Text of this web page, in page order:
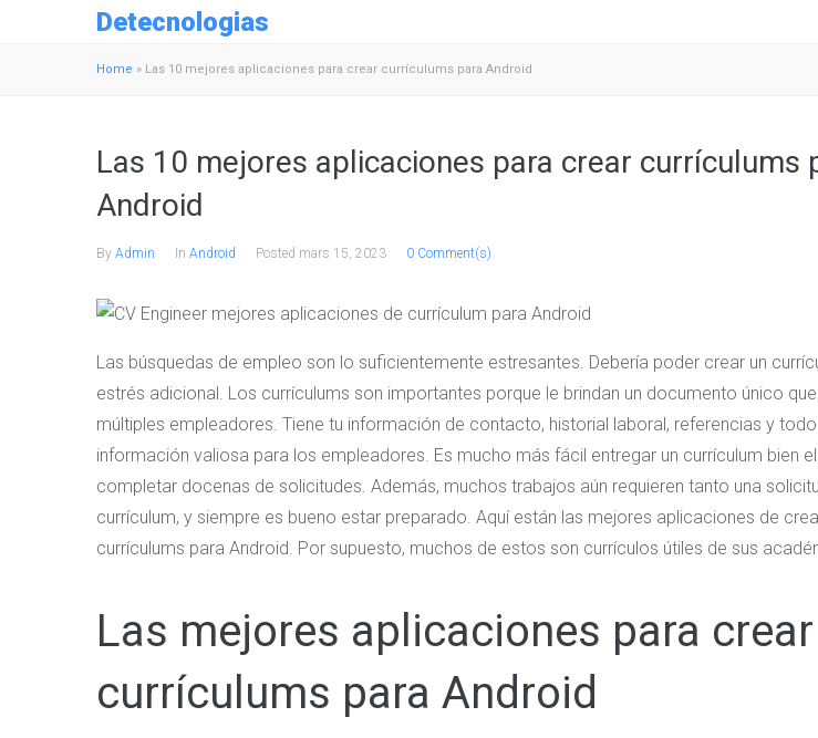
Detecnologias
Home » Las 10 mejores aplicaciones para crear currículums para Android
Las 10 mejores aplicaciones para crear currículums
Android
By Admin In Android Posted mars 15, 2023 0 Comment(s)
Las búsquedas de empleo son lo suficientemente estresantes. Debería poder crear un
estrés adicional. Los currículums son importantes porque le brindan un documento único
múltiples empleadores. Tiene tu información de contacto, historial laboral, referencias y
información valiosa para los empleadores. Es mucho más fácil entregar un currículum bien
completar docenas de solicitudes. Además, muchos trabajos aún requieren tanto una
currículum, y siempre es bueno estar preparado. Aquí están las mejores aplicaciones de
currículums para Android. Por supuesto, muchos de estos son currículos útiles de sus
Las mejores aplicaciones para crear
currículums para Android